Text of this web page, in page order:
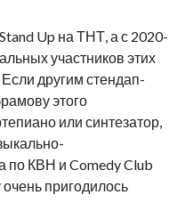
Up на ТНТ, а с 2020-
участников этих
другим стендап-
этого
или синтезатор,
по КВН и Comedy Club
пригодилось